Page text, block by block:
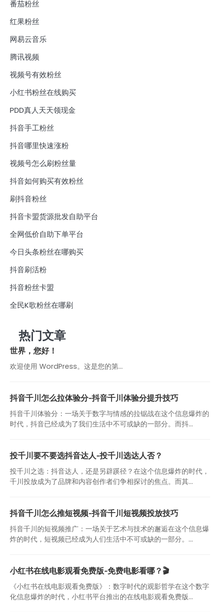
番茄粉丝
红果粉丝
网易云音乐
腾讯视频
视频号有效粉丝
小红书粉丝在线购买
PDD真人天天领现金
抖音手工粉丝
抖音哪里快速涨粉
视频号怎么刷粉丝量
抖音如何购买有效粉丝
刷抖音粉丝
抖音卡盟货源批发自助平台
全网低价自助下单平台
今日头条粉丝在哪购买
抖音刷活粉
抖音粉丝卡盟
全民K歌粉丝在哪刷
热门文章
世界，您好！
欢迎使用 WordPress。这是您的第…
抖音千川怎么拉体验分-抖音千川体验分提升技巧
抖音千川体验分：一场关于数字与情感的拉锯战在这个信息爆炸的
时代，抖音已经成为了我们生活中不可或缺的一部分。而抖...
投千川要不要选抖音达人-投千川选达人否？
投千川之选：抖音达人，还是另辟蹊径？在这个信息爆炸的时代，
千川投放成为了品牌和内容创作者们争相探讨的焦点。而其...
抖音千川怎么推短视频-抖音千川短视频投放技巧
抖音千川的短视频推广：一场关于艺术与技术的邂逅在这个信息爆
炸的时代，短视频已经成为人们生活中不可或缺的一部分。...
小红书在线电影观看免费版-免费电影看哪？🎬
《小红书在线电影观看免费版》：数字时代的观影哲学在这个数字
化信息爆炸的时代，小红书平台推出的在线电影观看免费版...